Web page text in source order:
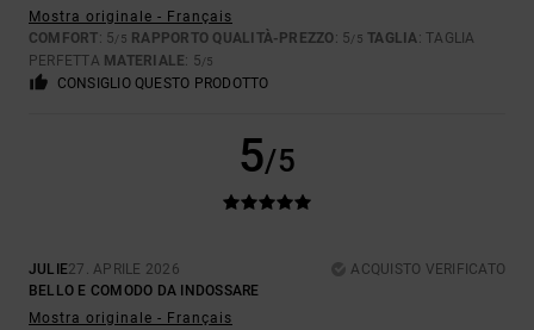
Mostra originale - Français
COMFORT: 5/5 RAPPORTO QUALITÀ-PREZZO: 5/5 TAGLIA: TAGLIA
PERFETTA MATERIALE: 5/5
CONSIGLIO QUESTO PRODOTTO
5/5
JULIE27. APRILE 2026
ACQUISTO VERIFICATO
BELLO E COMODO DA INDOSSARE
Mostra originale - Français